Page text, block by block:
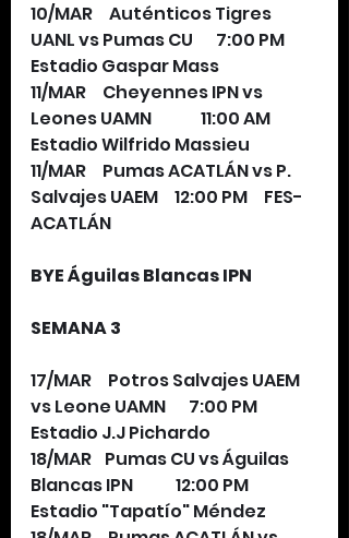
10/MAR     Auténticos Tigres
UANL vs Pumas CU       7:00 PM
Estadio Gaspar Mass
11/MAR     Cheyennes IPN vs
Leones UAMN               11:00 AM
Estadio Wilfrido Massieu
11/MAR     Pumas ACATLÁN vs P.
Salvajes UAEM     12:00 PM     FES-
ACATLÁN
BYE Águilas Blancas IPN
SEMANA 3
17/MAR     Potros Salvajes UAEM
vs Leone UAMN       7:00 PM
Estadio J.J Pichardo
18/MAR    Pumas CU vs Águilas
Blancas IPN             12:00 PM
Estadio "Tapatío" Méndez